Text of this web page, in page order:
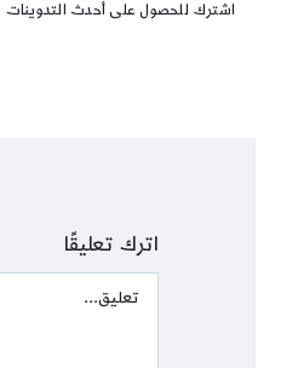
اشترك للحصول على أحدث التدوينات
اترك تعليقًا
Comment